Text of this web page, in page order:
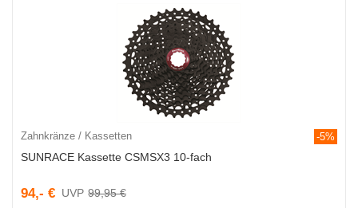
Zahnkränze / Kassetten -5%
SUNRACE Kassette CSMSX3 10-fach
94,- € 99,95 €